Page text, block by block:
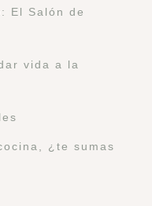
El Salón de
vida a la
¿te sumas